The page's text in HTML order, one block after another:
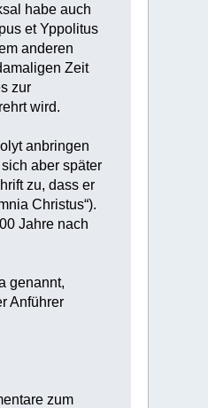
habe auch
et Yppolitus
anderen
Zeit
zur
wird.
anbringen
aber später
zu, dass er
Christus“).
Jahre nach
genannt,
Anführer
zum